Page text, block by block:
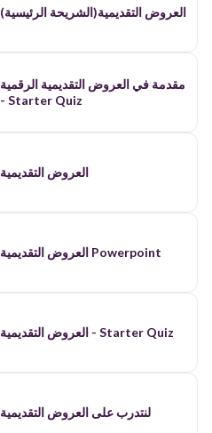
(العروض التقديمية(الشريحة الرئيسية
مقدمة في العروض التقديمية الرقمية
- Starter Quiz
العروض التقديمية
العروض التقديمية Powerpoint
العروض التقديمية - Starter Quiz
لنتدرب على العروض التقديمية